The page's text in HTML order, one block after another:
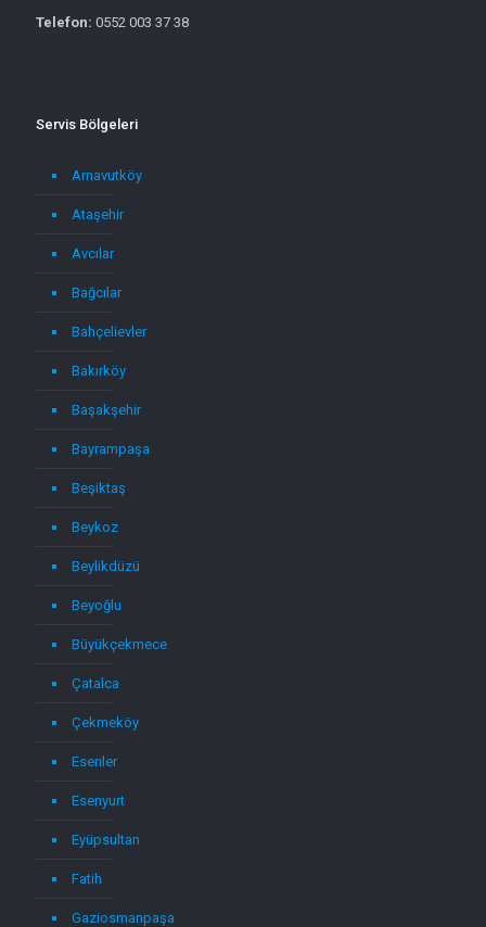
Telefon: 0552 003 37 38
Servis Bölgeleri
Arnavutköy
Ataşehir
Avcılar
Bağcılar
Bahçelievler
Bakırköy
Başakşehir
Bayrampaşa
Beşiktaş
Beykoz
Beylikdüzü
Beyoğlu
Büyükçekmece
Çatalca
Çekmeköy
Esenler
Esenyurt
Eyüpsultan
Fatih
Gaziosmanpaşa